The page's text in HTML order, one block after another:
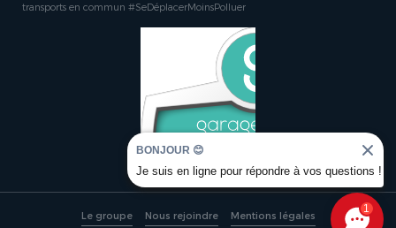
transports en commun #SeDéplacerMoinsPolluer
Le groupe Nous rejoindre Mentions légales
1
BONJOUR 😊
Je suis en ligne pour répondre à vos questions !